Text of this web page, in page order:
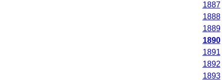
1887
1888
1889
1890
1891
1892
1893